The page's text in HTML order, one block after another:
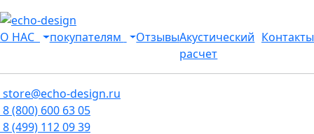
О НАС покупателям ОтзывыАкустический
расчет
Контакты
store@echo-design.ru
8 (800) 600 63 05
8 (499) 112 09 39